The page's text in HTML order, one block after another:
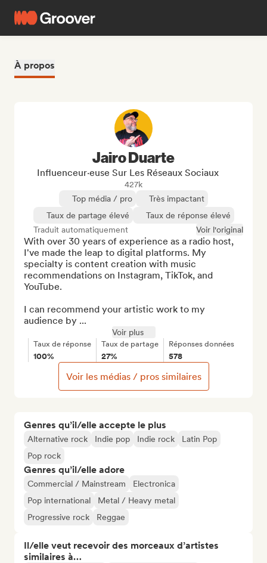
À propos
Genres qu’il/elle accepte le plus
Alternative rock Indie pop Indie rock
Latin Pop
Pop rock
Genres qu’il/elle adore
Commercial / Mainstream
Electronica
Pop international
Metal / Heavy metal
Progressive rock
Reggae
Il/elle veut recevoir des morceaux d’artistes
similaires à…
Jairo Duarte
Influenceur·euse Sur Les Réseaux Sociaux
427k
Top média / pro
Très impactant
Taux de partage élevé
Taux de réponse élevé
Traduit automatiquement
Voir l'original
With over 30 years of experience as a radio host,
I've made the leap to digital platforms. My
specialty is content creation with music
recommendations on Instagram, TikTok, and
YouTube.
I can recommend your artistic work to my
audience by ...
Voir plus
Taux de réponse
100%
Taux de partage
27%
Réponses données
578
Voir les médias / pros similaires